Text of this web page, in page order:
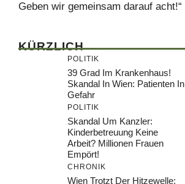
Geben wir gemeinsam darauf acht!“
KÜRZLICH
POLITIK
39 Grad Im Krankenhaus!
Skandal In Wien: Patienten In
Gefahr
POLITIK
Skandal Um Kanzler:
Kinderbetreuung Keine
Arbeit? Millionen Frauen
Empört!
CHRONIK
Wien Trotzt Der Hitzewelle: